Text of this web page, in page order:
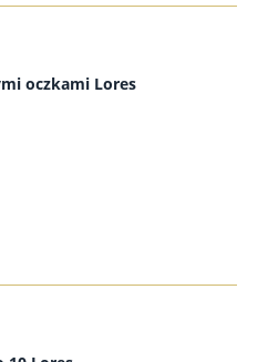
oczkami Lores